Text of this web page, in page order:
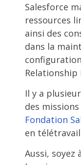
Salesforce
ressources
ainsi des
dans la
Relationship
Il y a
des
Fondation
en
Aussi, soyez